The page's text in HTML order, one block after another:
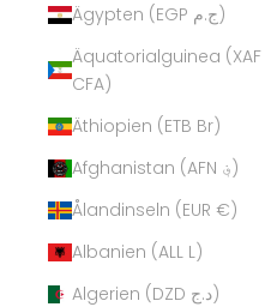
Ägypten (EGP ج.م)
Äquatorialguinea (XAF
CFA)
Äthiopien (ETB Br)
Afghanistan (AFN ؋)
Ålandinseln (EUR €)
Albanien (ALL L)
Algerien (DZD د.ج)